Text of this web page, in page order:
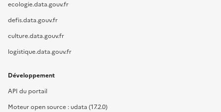
ecologie.data.gouv.fr
defis.data.gouv.fr
culture.data.gouv.fr
logistique.data.gouv.fr
Développement
API du portail
Moteur open source : udata (17.2.0)